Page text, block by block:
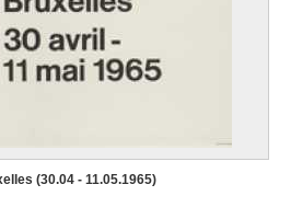
(30.04 - 11.05.1965)